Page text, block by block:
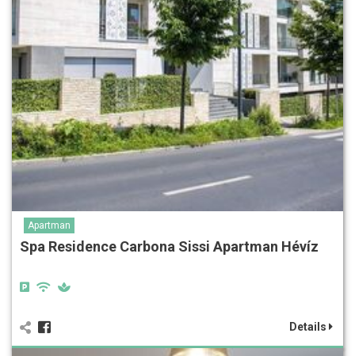
Apartman
Spa Residence Carbona Sissi Apartman Hévíz
Details